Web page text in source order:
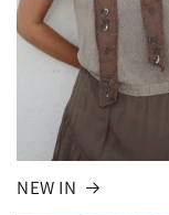
NEW IN